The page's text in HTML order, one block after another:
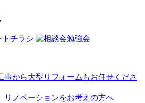
事から大型リフォームもお任せくださ
リノベーションをお考えの方へ